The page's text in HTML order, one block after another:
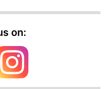
on: